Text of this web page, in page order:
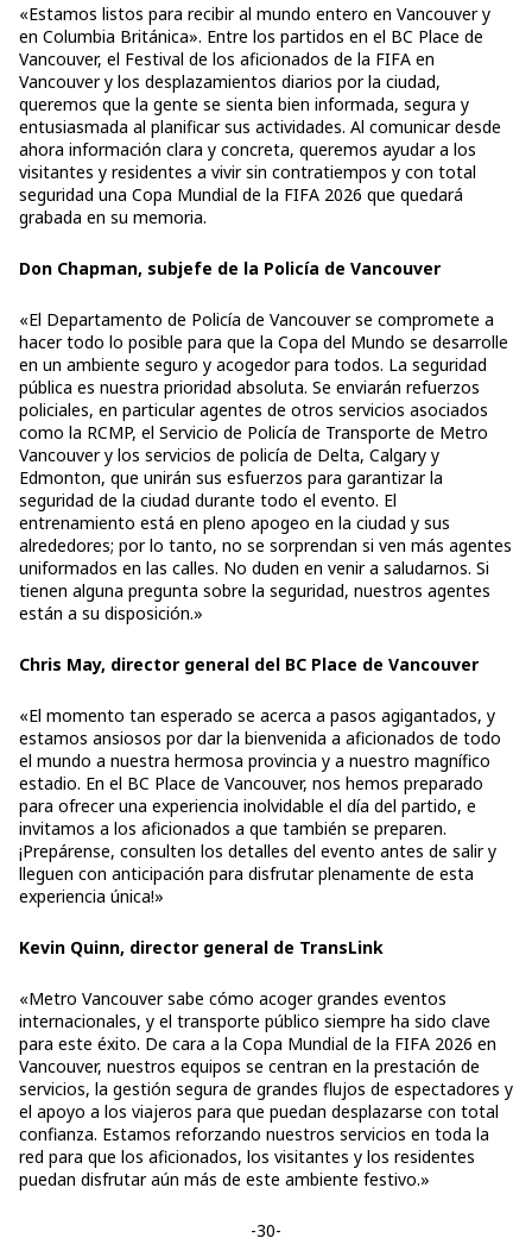
«Estamos listos para recibir al mundo entero en Vancouver y
en Columbia Británica». Entre los partidos en el BC Place de
Vancouver, el Festival de los aficionados de la FIFA en
Vancouver y los desplazamientos diarios por la ciudad,
queremos que la gente se sienta bien informada, segura y
entusiasmada al planificar sus actividades. Al comunicar desde
ahora información clara y concreta, queremos ayudar a los
visitantes y residentes a vivir sin contratiempos y con total
seguridad una Copa Mundial de la FIFA 2026 que quedará
grabada en su memoria.
Don Chapman, subjefe de la Policía de Vancouver
«El Departamento de Policía de Vancouver se compromete a
hacer todo lo posible para que la Copa del Mundo se desarrolle
en un ambiente seguro y acogedor para todos. La seguridad
pública es nuestra prioridad absoluta. Se enviarán refuerzos
policiales, en particular agentes de otros servicios asociados
como la RCMP, el Servicio de Policía de Transporte de Metro
Vancouver y los servicios de policía de Delta, Calgary y
Edmonton, que unirán sus esfuerzos para garantizar la
seguridad de la ciudad durante todo el evento. El
entrenamiento está en pleno apogeo en la ciudad y sus
alrededores; por lo tanto, no se sorprendan si ven más agentes
uniformados en las calles. No duden en venir a saludarnos. Si
tienen alguna pregunta sobre la seguridad, nuestros agentes
están a su disposición.»
Chris May, director general del BC Place de Vancouver
«El momento tan esperado se acerca a pasos agigantados, y
estamos ansiosos por dar la bienvenida a aficionados de todo
el mundo a nuestra hermosa provincia y a nuestro magnífico
estadio. En el BC Place de Vancouver, nos hemos preparado
para ofrecer una experiencia inolvidable el día del partido, e
invitamos a los aficionados a que también se preparen.
¡Prepárense, consulten los detalles del evento antes de salir y
lleguen con anticipación para disfrutar plenamente de esta
experiencia única!»
Kevin Quinn, director general de TransLink
«Metro Vancouver sabe cómo acoger grandes eventos
internacionales, y el transporte público siempre ha sido clave
para este éxito. De cara a la Copa Mundial de la FIFA 2026 en
Vancouver, nuestros equipos se centran en la prestación de
servicios, la gestión segura de grandes flujos de espectadores y
el apoyo a los viajeros para que puedan desplazarse con total
confianza. Estamos reforzando nuestros servicios en toda la
red para que los aficionados, los visitantes y los residentes
puedan disfrutar aún más de este ambiente festivo.»
-30-